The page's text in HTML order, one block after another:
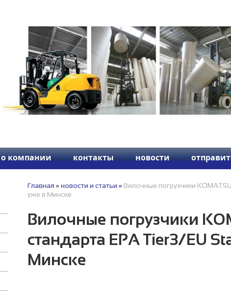
о компании контакты новости
Главная » новости и статьи » Вилочные погрузчики
уже в Минске
Вилочные погрузчики
стандарта EPA Tier3/EU
Минске